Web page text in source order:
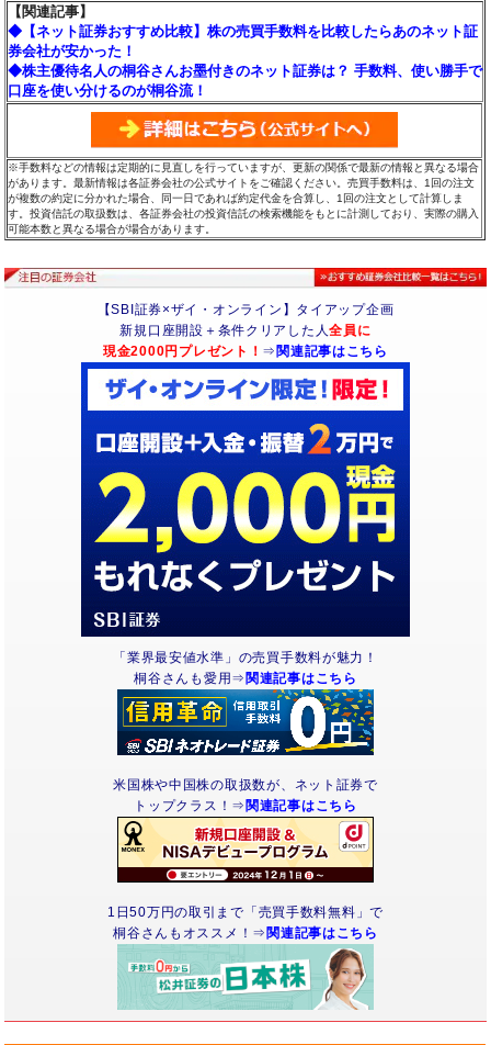
【関連記事】
◆【ネット証券おすすめ比較】株の売買手数料を比較したらあのネット証
券会社が安かった！
◆株主優待名人の桐谷さんお墨付きのネット証券は？ 手数料、使い勝手で
口座を使い分けるのが桐谷流！
※手数料などの情報は定期的に見直しを行っていますが、更新の関係で最新の情報と異なる場合
があります。最新情報は各証券会社の公式サイトをご確認ください。売買手数料は、1回の注文
が複数の約定に分かれた場合、同一日であれば約定代金を合算し、1回の注文として計算しま
す。投資信託の取扱数は、各証券会社の投資信託の検索機能をもとに計測しており、実際の購入
可能本数と異なる場合が場合があります。
【SBI証券×ザイ・オンライン】タイアップ企画
新規口座開設＋条件クリアした人全員に
現金2000円プレゼント！ ⇒ 関連記事はこちら
「業界最安値水準」の売買手数料が魅力！
桐谷さんも愛用⇒ 関連記事はこちら
米国株や中国株の取扱数が、ネット証券で
トップクラス！⇒ 関連記事はこちら
1日50万円の取引まで「売買手数料無料」で
桐谷さんもオススメ！⇒ 関連記事はこちら